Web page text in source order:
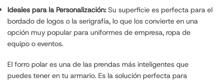
Ideales para la Personalización: Su superficie es perfecta para el
bordado de logos o la serigrafía, lo que los convierte en una
opción muy popular para uniformes de empresa, ropa de
equipo o eventos.
El forro polar es una de las prendas más inteligentes que
puedes tener en tu armario. Es la solución perfecta para